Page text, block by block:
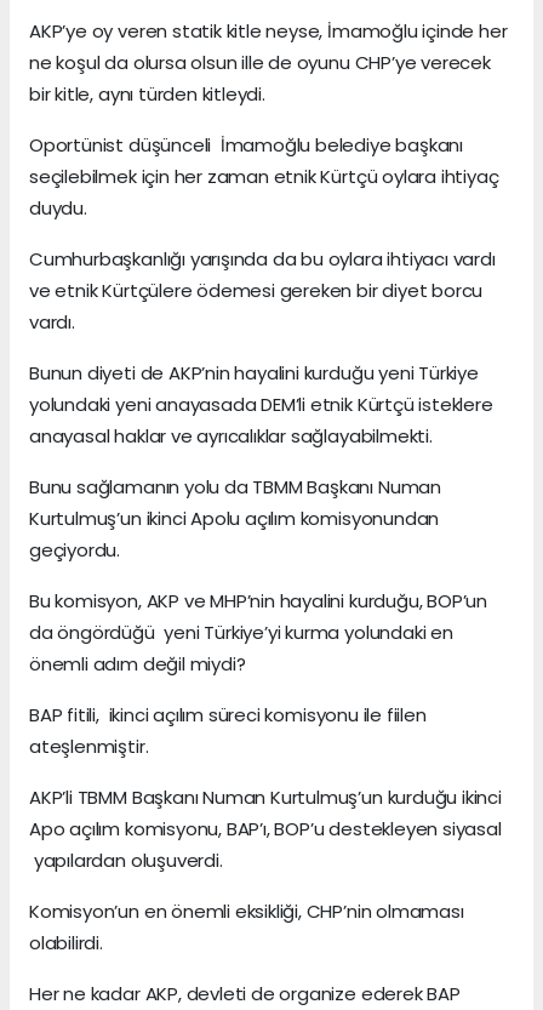
AKP’ye oy veren statik kitle neyse, İmamoğlu içinde her
ne koşul da olursa olsun ille de oyunu CHP’ye verecek
bir kitle, aynı türden kitleydi.
Oportünist düşünceli İmamoğlu belediye başkanı
seçilebilmek için her zaman etnik Kürtçü oylara ihtiyaç
duydu.
Cumhurbaşkanlığı yarışında da bu oylara ihtiyacı vardı
ve etnik Kürtçülere ödemesi gereken bir diyet borcu
vardı.
Bunun diyeti de AKP’nin hayalini kurduğu yeni Türkiye
yolundaki yeni anayasada DEM’li etnik Kürtçü isteklere
anayasal haklar ve ayrıcalıklar sağlayabilmekti.
Bunu sağlamanın yolu da TBMM Başkanı Numan
Kurtulmuş’un ikinci Apolu açılım komisyonundan
geçiyordu.
Bu komisyon, AKP ve MHP’nin hayalini kurduğu, BOP’un
da öngördüğü yeni Türkiye’yi kurma yolundaki en
önemli adım değil miydi?
BAP fitili, ikinci açılım süreci komisyonu ile fiilen
ateşlenmiştir.
AKP’li TBMM Başkanı Numan Kurtulmuş’un kurduğu ikinci
Apo açılım komisyonu, BAP’ı, BOP’u destekleyen siyasal
yapılardan oluşuverdi.
Komisyon’un en önemli eksikliği, CHP’nin olmaması
olabilirdi.
Her ne kadar AKP, devleti de organize ederek BAP